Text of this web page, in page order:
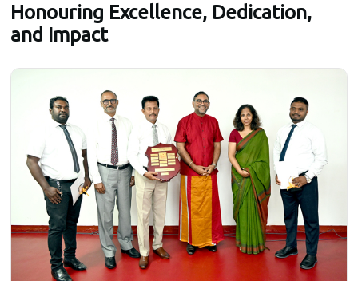
Honouring Excellence, Dedication,
and Impact